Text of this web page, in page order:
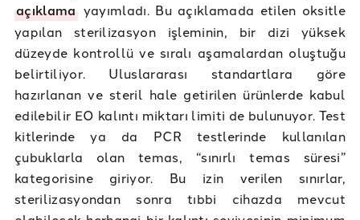
açıklamayayımladı. Bu açıklamada etilen oksitle
yapılan sterilizasyon işleminin, bir dizi yüksek
düzeyde kontrollü ve sıralı aşamalardan oluştuğu
belirtiliyor. Uluslararası standartlara göre
hazırlanan ve steril hale getirilen ürünlerde kabul
edilebilir EO kalıntı miktarı limiti de bulunuyor. Test
kitlerinde ya da PCR testlerinde kullanılan
çubuklarla olan temas, “sınırlı temas süresi”
kategorisine giriyor. Bu izin verilen sınırlar,
sterilizasyondan sonra tıbbi cihazda mevcut